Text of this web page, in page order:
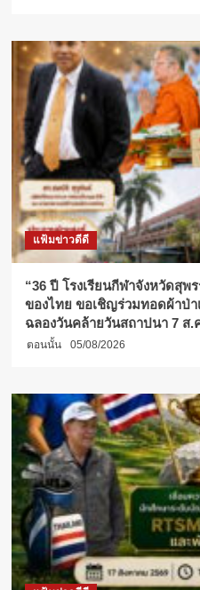
แฟ้มข่าวดีดี
“36 ปี โรงเรียนกีฬาจังหวัดสุพ
ของไทย ขอเชิญร่วมทอดผ้าป่
ฉลองวันคล้ายวันสถาปนา 7 ส.
ตอนนั้น 05/08/2026